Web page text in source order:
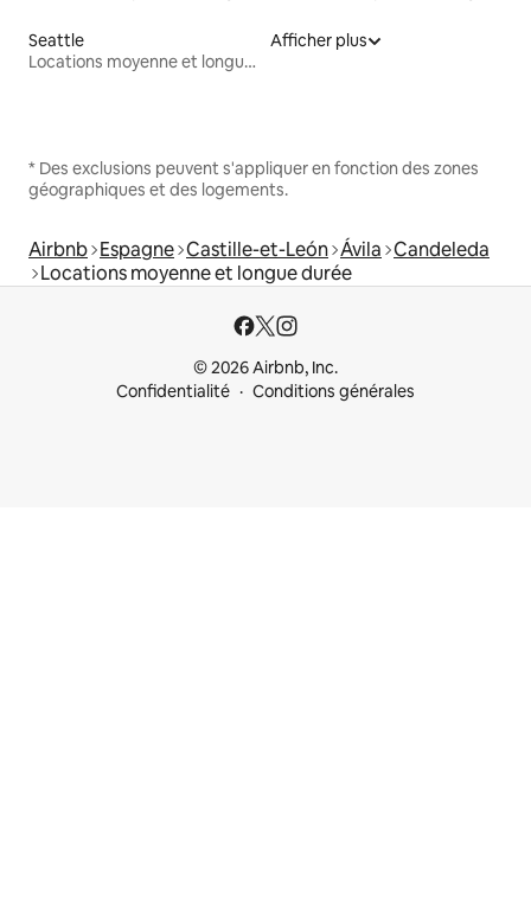
Seattle
Locations moyenne et longue durée
Afficher plus
* Des exclusions peuvent s'appliquer en fonction des zones
géographiques et des logements.
Airbnb Espagne Castille-et-León Ávila Candeleda
Locations moyenne et longue durée
© 2026 Airbnb, Inc.
Confidentialité
Conditions générales